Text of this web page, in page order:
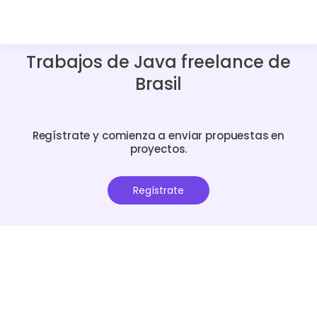
Trabajos de Java freelance de
Brasil
Regístrate y comienza a enviar propuestas en
proyectos.
Regístrate